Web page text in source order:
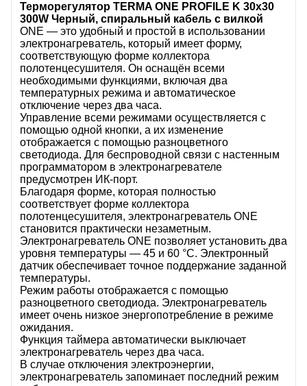
Терморегулятор TERMA ONE PROFILE K 30x30
300W Черный, спиральный кабель с вилкой
ONE — это удобный и простой в использовании
электронагреватель, который имеет форму,
соответствующую форме коллектора
полотенцесушителя. Он оснащён всеми
необходимыми функциями, включая два
температурных режима и автоматическое
отключение через два часа.
Управление всеми режимами осуществляется с
помощью одной кнопки, а их изменение
отображается с помощью разноцветного
светодиода. Для беспроводной связи с настенным
программатором в электронагревателе
предусмотрен ИК-порт.
Благодаря форме, которая полностью
соответствует форме коллектора
полотенцесушителя, электронагреватель ONE
становится практически незаметным.
Электронагреватель ONE позволяет установить два
уровня температуры — 45 и 60 °C. Электронный
датчик обеспечивает точное поддержание заданной
температуры.
Режим работы отображается с помощью
разноцветного светодиода. Электронагреватель
имеет очень низкое энергопотребление в режиме
ожидания.
Функция таймера автоматически выключает
электронагреватель через два часа.
В случае отключения электроэнергии,
электронагреватель запоминает последний режим